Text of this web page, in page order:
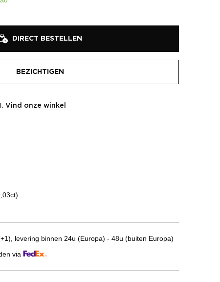
DIRECT BESTELLEN
BEZICHTIGEN
Vind onze winkel
levering binnen 24u (Europa) - 48u (buiten Europa)
via